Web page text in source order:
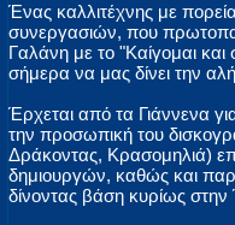
Ένας καλλιτέχνης με
συνεργασιών, που
Γαλάνη με το "Καίγομαι και
σήμερα να μας δίνει την
Έρχεται από τα Γιάννενα
την προσωπική του
Δράκοντας, Κρασομηλιά)
δημιουργών, καθώς και
δίνοντας βάση κυρίως στην